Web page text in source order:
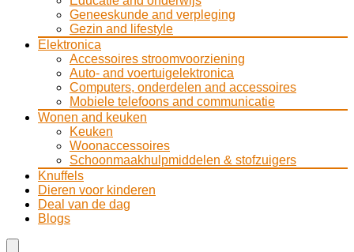
Geneeskunde and verpleging
Gezin and lifestyle
Elektronica
Accessoires stroomvoorziening
Auto- and voertuigelektronica
Computers, onderdelen and accessoires
Mobiele telefoons and communicatie
Wonen and keuken
Keuken
Woonaccessoires
Schoonmaakhulpmiddelen & stofzuigers
Knuffels
Dieren voor kinderen
Deal van de dag
Blogs